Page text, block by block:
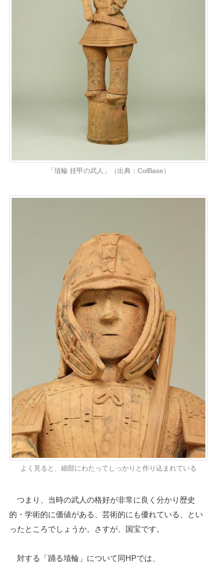
「埴輪 挂甲の武人」（出典：ColBase）
よく見ると、細部にわたってしっかりと作り込まれている
つまり、当時の武人の格好が非常に良く分かり歴史
的・学術的に価値がある、芸術的にも優れている、とい
ったところでしょうか。さすが、国宝です。
対する「踊る埴輪」について同HPでは、